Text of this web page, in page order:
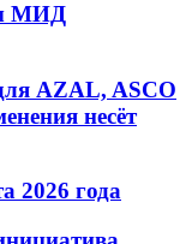
МИД
AZAL, ASCO
несёт
2026 года